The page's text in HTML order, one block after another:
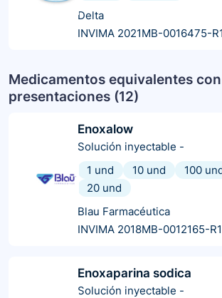
Delta
INVIMA 2021MB-0016475-R1
Medicamentos equivalentes
presentaciones (12)
Enoxalow
Solución inyectable -
1 und
10 und 100
20 und
Blau Farmacéutica
INVIMA 2018MB-0012165-R1
Enoxaparina sodica
Solución inyectable -